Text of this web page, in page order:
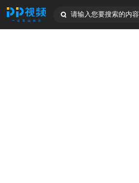
请输入您要搜索的内容